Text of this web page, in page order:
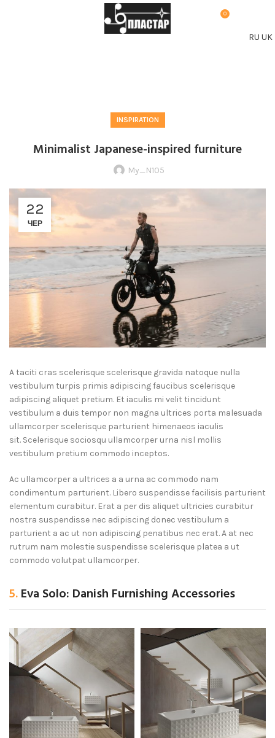
0
INSPIRATION
Minimalist Japanese-inspired furniture
My_N105
22
ЧЕР
A taciti cras scelerisque scelerisque gravida natoque nulla
vestibulum turpis primis adipiscing faucibus scelerisque
adipiscing aliquet pretium. Et iaculis mi velit tincidunt
vestibulum a duis tempor non magna ultrices porta malesuada
ullamcorper scelerisque parturient himenaeos iaculis
sit. Scelerisque sociosqu ullamcorper urna nisl mollis
vestibulum pretium commodo inceptos.
Ac ullamcorper a ultrices a a urna ac commodo nam
condimentum parturient. Libero suspendisse facilisis parturient
elementum curabitur. Erat a per dis aliquet ultricies curabitur
nostra suspendisse nec adipiscing donec vestibulum a
parturient a ac ut non adipiscing penatibus nec erat. A at nec
rutrum nam molestie suspendisse scelerisque platea a ut
commodo volutpat ullamcorper.
5.Eva Solo: Danish Furnishing Accessories
RU UK